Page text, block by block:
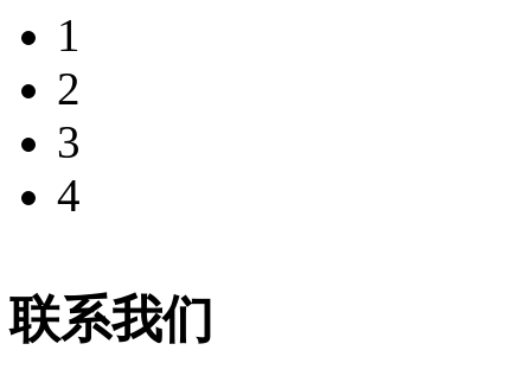
1
2
3
4
联系我们